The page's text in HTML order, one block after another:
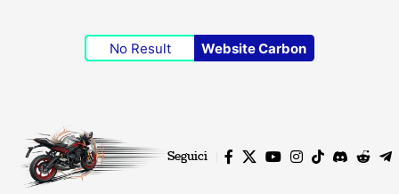
No Result Website Carbon
Seguici